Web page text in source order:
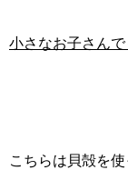
小さなお子さんで
こちらは貝殻を